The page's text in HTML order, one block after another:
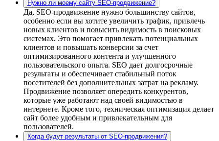
Нужно ли моему сайту SEO-продвижение?
Да, SEO-продвижение нужно большинству сайтов,
особенно если вы хотите увеличить трафик, привлечь
новых клиентов и повысить видимость в поисковых
системах. Это помогает привлекать потенциальных
клиентов и повышать конверсии за счет
оптимизированного контента и улучшенного
пользовательского опыта. SEO дает долгосрочные
результаты и обеспечивает стабильный поток
посетителей без дополнительных затрат на рекламу.
Продвижение позволяет опередить конкурентов,
которые уже работают над своей видимостью в
интернете. Кроме того, техническая оптимизация делает
сайт более удобным и привлекательным для
пользователей.
Когда будут результаты от SEO-продвижения?